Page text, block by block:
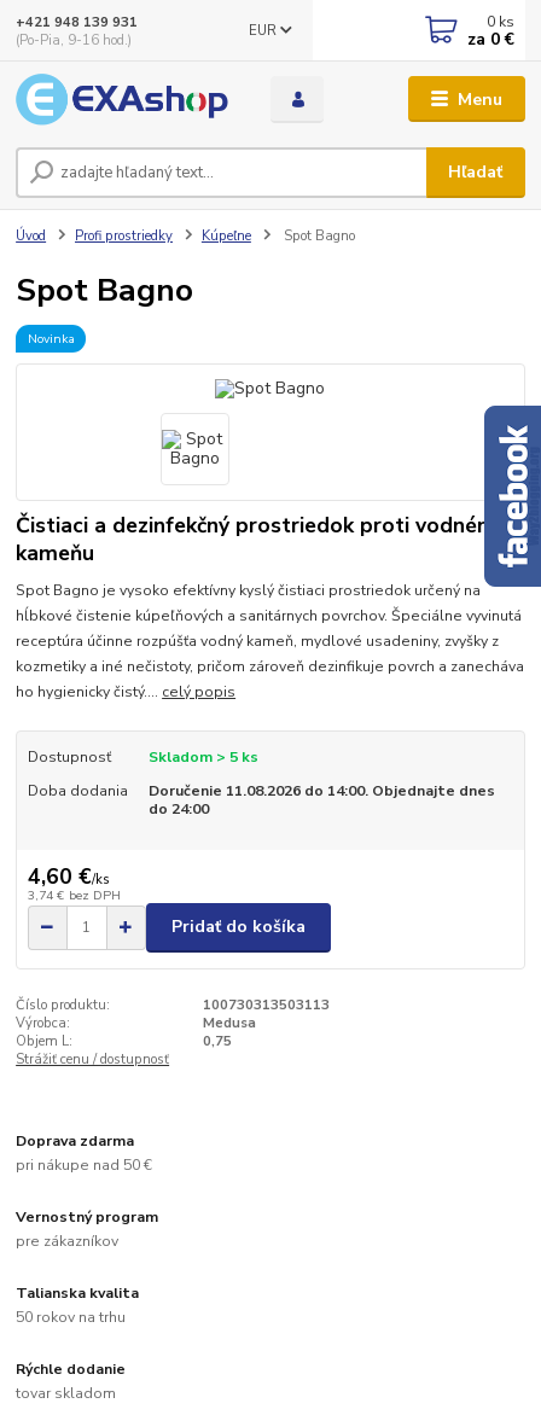
Menu
EUR
Hľadať
+421 948 139 931
(Po-Pia, 9-16 hod.)
0 ks
za 0 €
Úvod Profi prostriedky Kúpeľne Spot Bagno
Spot Bagno
Novinka
Čistiaci a dezinfekčný prostriedok proti vodnému
kameňu
Spot Bagno je vysoko efektívny kyslý čistiaci prostriedok určený na
hĺbkové čistenie kúpeľňových a sanitárnych povrchov. Špeciálne vyvinutá
receptúra účinne rozpúšťa vodný kameň, mydlové usadeniny, zvyšky z
kozmetiky a iné nečistoty, pričom zároveň dezinfikuje povrch a zanecháva
ho hygienicky čistý.... celý popis
Dostupnosť
Skladom > 5 ks
Doba dodania
Doručenie 11.08.2026 do 14:00. Objednajte dnes
do 24:00
4,60 €/ks
3,74 € bez DPH
Pridať do košíka
Číslo produktu:
100730313503113
Výrobca:
Medusa
Objem L:
0,75
Strážiť cenu / dostupnosť
Doprava zdarma
pri nákupe nad 50 €
Vernostný program
pre zákazníkov
Talianska kvalita
50 rokov na trhu
Rýchle dodanie
tovar skladom